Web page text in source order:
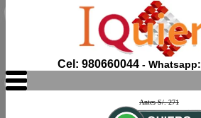
Cel: 980660044- Whatsapp:
Antes S/. 271